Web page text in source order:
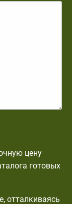
цену
готовых
отталкиваясь